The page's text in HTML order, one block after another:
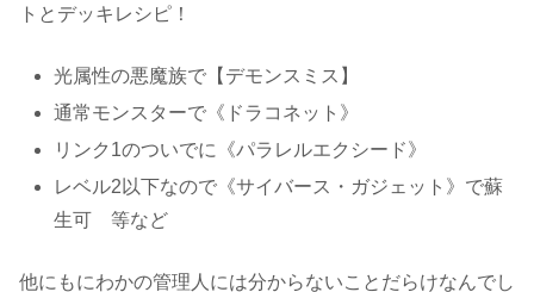
トとデッキレシピ！
光属性の悪魔族で【デモンスミス】
通常モンスターで《ドラコネット》
リンク1のついでに《パラレルエクシード》
レベル2以下なので《サイバース・ガジェット》で蘇
生可 等など
他にもにわかの管理人には分からないことだらけなんでし